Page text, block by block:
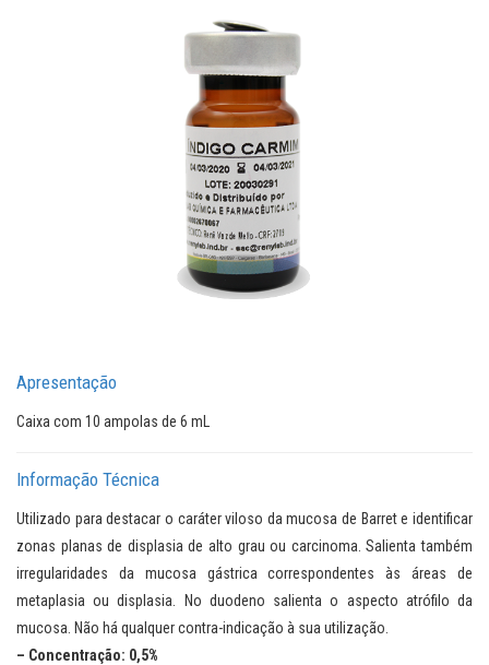
Apresentação
Caixa com 10 ampolas de 6 mL
Informação Técnica
Utilizado para destacar o caráter viloso da mucosa de Barret e identificar
zonas planas de displasia de alto grau ou carcinoma. Salienta também
irregularidades da mucosa gástrica correspondentes às áreas de
metaplasia ou displasia. No duodeno salienta o aspecto atrófilo da
mucosa. Não há qualquer contra-indicação à sua utilização.
– Concentração: 0,5%